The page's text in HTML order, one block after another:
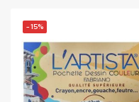
-15%